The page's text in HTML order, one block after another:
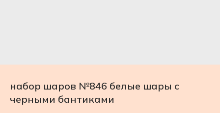
набор шаров №846 белые шары с
черными бантиками